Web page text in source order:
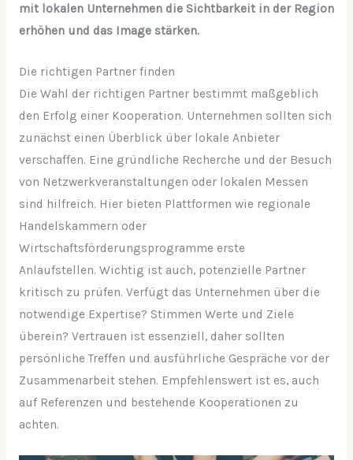
mit lokalen Unternehmen die Sichtbarkeit in der Region
erhöhen und das Image stärken.
Die richtigen Partner finden
Die Wahl der richtigen Partner bestimmt maßgeblich
den Erfolg einer Kooperation. Unternehmen sollten sich
zunächst einen Überblick über lokale Anbieter
verschaffen. Eine gründliche Recherche und der Besuch
von Netzwerkveranstaltungen oder lokalen Messen
sind hilfreich. Hier bieten Plattformen wie regionale
Handelskammern oder
Wirtschaftsförderungsprogramme erste
Anlaufstellen. Wichtig ist auch, potenzielle Partner
kritisch zu prüfen. Verfügt das Unternehmen über die
notwendige Expertise? Stimmen Werte und Ziele
überein? Vertrauen ist essenziell, daher sollten
persönliche Treffen und ausführliche Gespräche vor der
Zusammenarbeit stehen. Empfehlenswert ist es, auch
auf Referenzen und bestehende Kooperationen zu
achten.